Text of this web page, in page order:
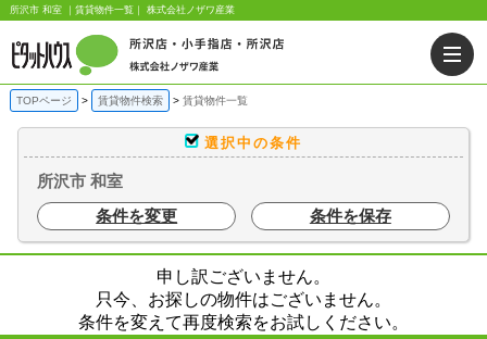
所沢市 和室 ｜賃貸物件一覧｜ 株式会社ノザワ産業
TOPページ 賃貸物件検索 賃貸物件一覧
選択中の条件
所沢市 和室
条件を変更
条件を保存
申し訳ございません。
只今、お探しの物件はございません。
条件を変えて再度検索をお試しください。